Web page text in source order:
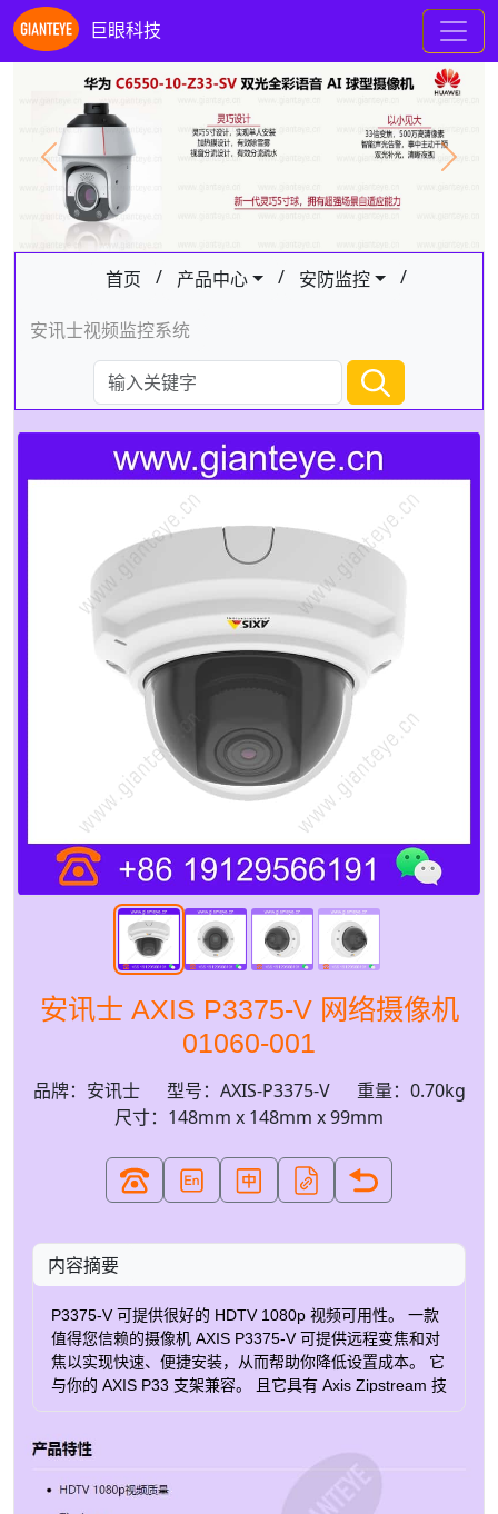
巨眼科技
Previous Next
首页 / 产品中心 / 安防监控 /
安讯士视频监控系统
安讯士 AXIS P3375-V 网络摄像机
01060-001
品牌：安讯士 型号：AXIS-P3375-V
重量：0.70kg
尺寸：148mm x 148mm x 99mm
内容摘要
P3375-V 可提供很好的 HDTV 1080p 视频可用性。 一款
值得您信赖的摄像机 AXIS P3375-V 可提供远程变焦和对
焦以实现快速、便捷安装，从而帮助你降低设置成本。 它
与你的 AXIS P33 支架兼容。 且它具有 Axis Zipstream 技
间。 此外，IK10 级认证的外壳使可靠的 AXIS P3375-V
能够防破坏。 大量的额外功能 AXIS P3375-V 具备内置双
向音频，可让你听到场景中的声音并呵斥入侵者以将其吓